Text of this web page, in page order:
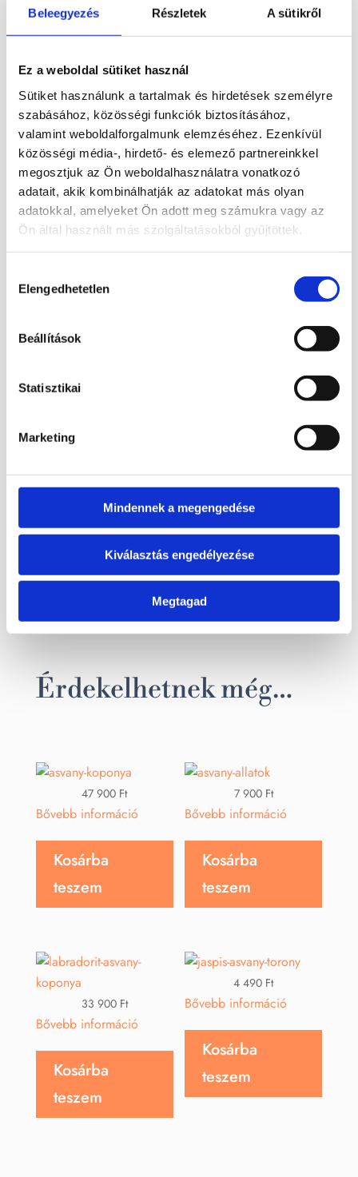
Beleegyezés Részletek A sütikről
Ez a weboldal sütiket használ
Sütiket használunk a tartalmak és hirdetések személyre
szabásához, közösségi funkciók biztosításához,
valamint weboldalforgalmunk elemzéséhez. Ezenkívül
közösségi média-, hirdető- és elemező partnereinkkel
megosztjuk az Ön weboldalhasználatra vonatkozó
adatait, akik kombinálhatják az adatokat más olyan
adatokkal, amelyeket Ön adott meg számukra vagy az
Ön által használt más szolgáltatásokból gyűjtöttek.
kiválasztása
Elengedhetetlen
Beállítások
Statisztikai
Marketing
Mindennek a megengedése
Kiválasztás engedélyezése
Megtagad
Faragott, fluorit ásvány koponya. 8 x 5 cm
YouTube csatornánkon megtekinthetők
videón ásvány koponyáink, így talán
könnyebb a választás.
Ásvány koponyák címmel. Itt sajnos a lopás
és másolásvédelem miatt nem lehet a linkre
kattintani.
https://www.youtube.com/watch?
Kapcsolódó termékek
36 900Ft
Bővebb információ
Kosárba
3 900
Bővebb információ
Kosárba
teszem
Érdekelhetnek még…
47 900 Ft
Bővebb információ
Kosárba
teszem
7 900 Ft
Bővebb információ
Kosárba
teszem
33 900 Ft
Bővebb információ
Kosárba
teszem
4 490 Ft
Bővebb információ
Kosárba
teszem